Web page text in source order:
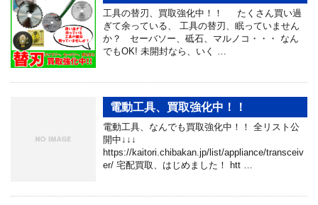
工具の替刃、買取強化中！！ たくさん買い過
ぎて余っている、 工具の替刃、眠っていません
か？ セーバソー、砥石、マルノコ・・・ なん
でもOK! 未開封なら、いく …
電動工具、買取強化中！！
電動工具、なんでも買取強化中！！ 全リスト公
開中↓↓↓
https://kaitori.chibakan.jp/list/appliance/transceiv
er/ 宅配買取、はじめました！ htt …